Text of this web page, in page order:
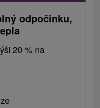
odpočinku,
20 % na